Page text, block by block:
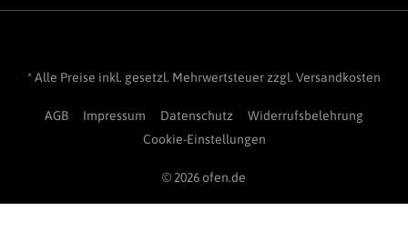
* Alle Preise inkl. gesetzl. Mehrwertsteuer zzgl. Versandkosten
AGB Impressum Datenschutz
Widerrufsbelehrung
Cookie-Einstellungen
© 2026 ofen.de